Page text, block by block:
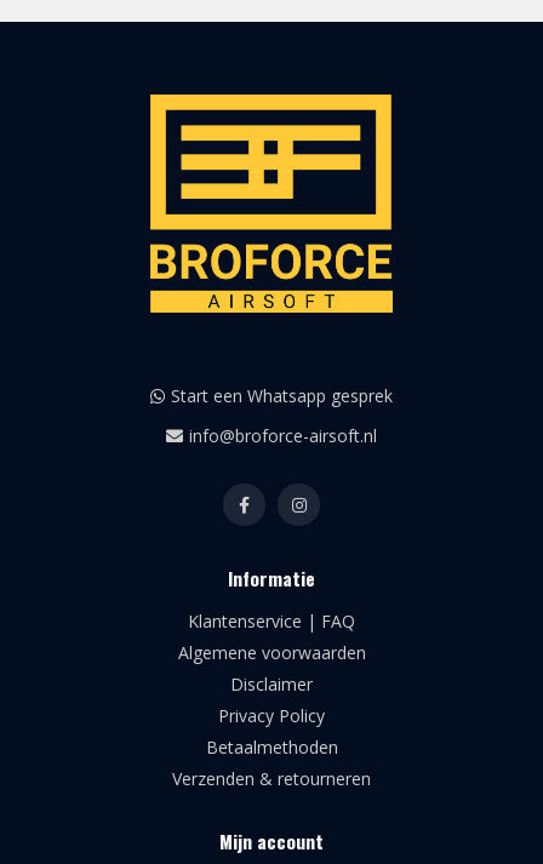
Start een Whatsapp gesprek
info@broforce-airsoft.nl
Informatie
Klantenservice | FAQ
Algemene voorwaarden
Disclaimer
Privacy Policy
Betaalmethoden
Verzenden & retourneren
Mijn account